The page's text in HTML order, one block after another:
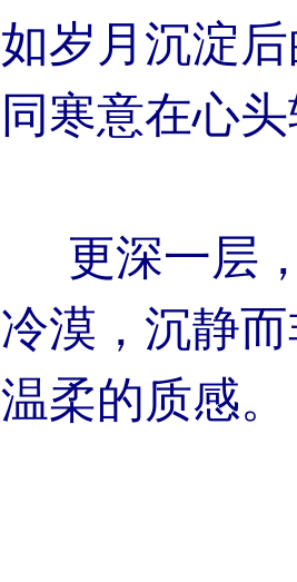
如岁月沉淀
同寒意在心
更深一层
冷漠，沉静
温柔的质感。